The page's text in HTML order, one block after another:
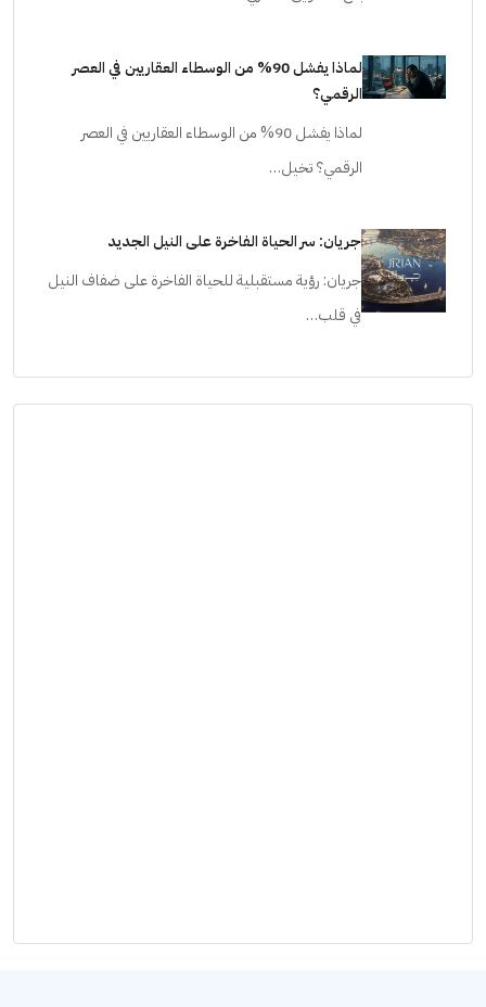
لماذا يفشل 90% من الوسطاء العقاريين في العصر
الرقمي؟
لماذا يفشل 90% من الوسطاء العقاريين في العصر
الرقمي؟ تخيل…
جريان: سر الحياة الفاخرة على النيل الجديد
جريان: رؤية مستقبلية للحياة الفاخرة على ضفاف النيل
في قلب…